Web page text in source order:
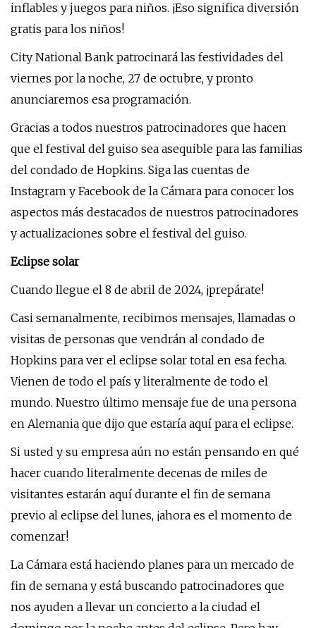
inflables y juegos para niños. ¡Eso significa diversión
gratis para los niños!
City National Bank patrocinará las festividades del
viernes por la noche, 27 de octubre, y pronto
anunciaremos esa programación.
Gracias a todos nuestros patrocinadores que hacen
que el festival del guiso sea asequible para las familias
del condado de Hopkins. Siga las cuentas de
Instagram y Facebook de la Cámara para conocer los
aspectos más destacados de nuestros patrocinadores
y actualizaciones sobre el festival del guiso.
Eclipse solar
Cuando llegue el 8 de abril de 2024, ¡prepárate!
Casi semanalmente, recibimos mensajes, llamadas o
visitas de personas que vendrán al condado de
Hopkins para ver el eclipse solar total en esa fecha.
Vienen de todo el país y literalmente de todo el
mundo. Nuestro último mensaje fue de una persona
en Alemania que dijo que estaría aquí para el eclipse.
Si usted y su empresa aún no están pensando en qué
hacer cuando literalmente decenas de miles de
visitantes estarán aquí durante el fin de semana
previo al eclipse del lunes, ¡ahora es el momento de
comenzar!
La Cámara está haciendo planes para un mercado de
fin de semana y está buscando patrocinadores que
nos ayuden a llevar un concierto a la ciudad el